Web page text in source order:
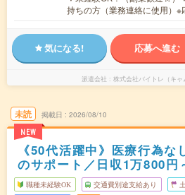
持ちの方（業務連絡に使用）
気になる! 応募へ進む
派遣会社 株式会社バイトレ（キャ
未読
NEW
掲載日 2026/08/10
《50代活躍中》医療行為な
のサポート／日収1万800円
職種未経験OK 交通費別途支給あり